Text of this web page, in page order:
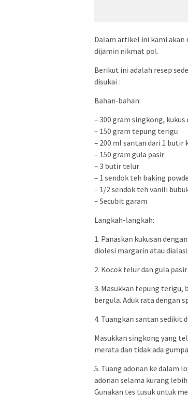
Dalam artikel ini kami akan
dijamin nikmat pol.
Berikut ini adalah resep
disukai :
Bahan-bahan:
– 300 gram singkong, kukus
– 150 gram tepung terigu
– 200 ml santan dari 1 butir
– 150 gram gula pasir
– 3 butir telur
– 1 sendok teh baking
– 1/2 sendok teh vanili
– Secubit garam
Langkah-langkah:
1. Panaskan kukusan
diolesi margarin atau
2. Kocok telur dan gula
3. Masukkan tepung terigu,
bergula. Aduk rata dengan
4. Tuangkan santan sedikit
Masukkan singkong yang
merata dan tidak ada
5. Tuang adonan ke dalam
adonan selama kurang
Gunakan tes tusuk untuk